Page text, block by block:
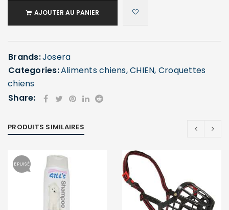
AJOUTER AU PANIER
Brands:Josera
Categories:Aliments chiens,CHIEN, Croquettes
chiens
Share:
PRODUITS SIMILAIRES
EPUISÉ